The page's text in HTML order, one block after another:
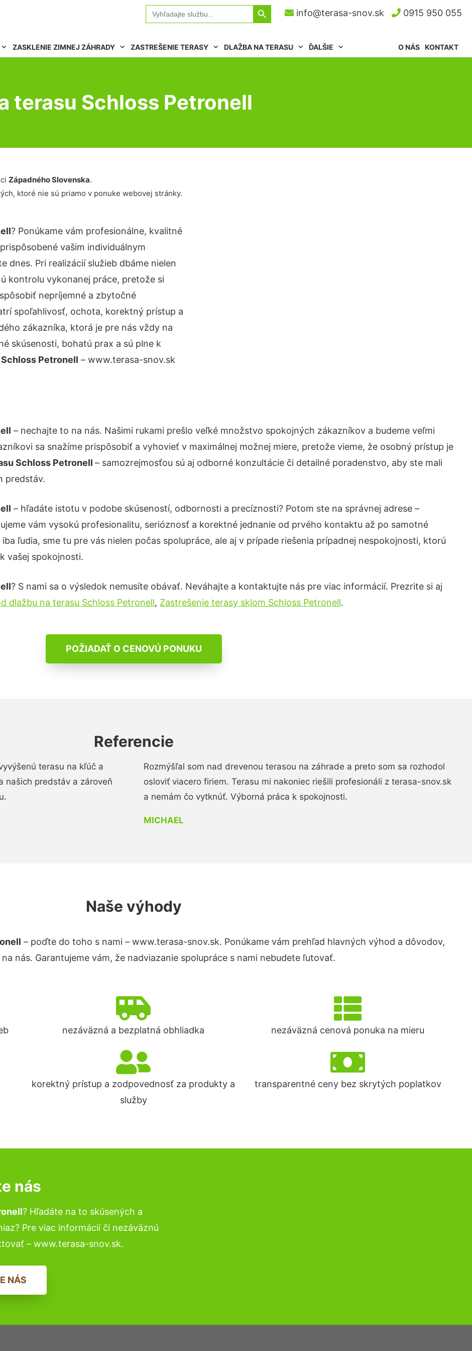
Search
for:
Search Button
info@terasa-snov.sk 0915 950 055
ZASKLENIE ZIMNEJ ZÁHRADY ZASTREŠENIE TERASY DLAŽBA NA TERASU ĎALŠIE KONTAKT
O NÁS
terasu Schloss Petronell
Západného Slovenska.
ktoré nie sú priamo v ponuke webovej stránky.
? Ponúkame vám profesionálne, kvalitné
vašim individuálnym
dnes. Pri realizácií služieb dbáme nielen
kontrolu vykonanej práce, pretože si
nepríjemné a zbytočné
spoľahlivosť, ochota, korektný prístup a
zákazníka, ktorá je pre nás vždy na
skúsenosti, bohatú prax a sú plne k
Petronell – www.terasa-snov.sk
– nechajte to na nás. Našimi rukami prešlo veľké množstvo spokojných zákazníkov a budeme veľmi
sa snažíme prispôsobiť a vyhovieť v maximálnej možnej miere, pretože vieme, že osobný prístup je
Schloss Petronell – samozrejmosťou sú aj odborné konzultácie či detailné poradenstvo, aby ste mali
predstáv.
– hľadáte istotu v podobe skúseností, odbornosti a precíznosti? Potom ste na správnej adrese –
vám vysokú profesionalitu, serióznosť a korektné jednanie od prvého kontaktu až po samotné
ľudia, sme tu pre vás nielen počas spolupráce, ale aj v prípade riešenia prípadnej nespokojnosti, ktorú
vašej spokojnosti.
? S nami sa o výsledok nemusíte obávať. Neváhajte a kontaktujte nás pre viac informácií. Prezrite si aj
dlažbu na terasu Schloss Petronell, Zastrešenie terasy sklom Schloss Petronell.
POŽIADAŤ O CENOVÚ PONUKU
Referencie
terasu na kľúč a
našich predstáv a zároveň
Rozmýšľal som nad drevenou terasou na záhrade a preto som sa rozhodol
osloviť viacero firiem. Terasu mi nakoniec riešili profesionáli z terasa-snov.sk
a nemám čo vytknúť. Výborná práca k spokojnosti.
MICHAEL
Naše výhody
– poďte do toho s nami – www.terasa-snov.sk. Ponúkame vám prehľad hlavných výhod a dôvodov,
nás. Garantujeme vám, že nadviazanie spolupráce s nami nebudete ľutovať.
nezáväzná a bezplatná obhliadka nezáväzná cenová ponuka na mieru
korektný prístup a zodpovednosť za produkty a
služby
transparentné ceny bez skrytých poplatkov
nás
? Hľadáte na to skúsených a
Pre viac informácií či nezáväznú
– www.terasa-snov.sk.
NÁS